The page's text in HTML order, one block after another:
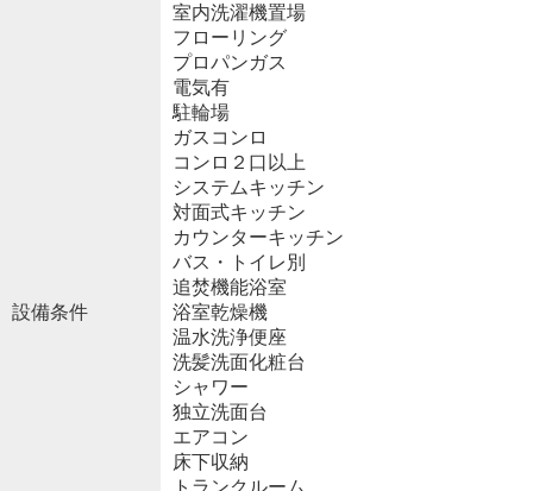
設備条件
室内洗濯機置場
フローリング
プロパンガス
電気有
駐輪場
ガスコンロ
コンロ２口以上
システムキッチン
対面式キッチン
カウンターキッチン
バス・トイレ別
追焚機能浴室
浴室乾燥機
温水洗浄便座
洗髪洗面化粧台
シャワー
独立洗面台
エアコン
床下収納
トランクルーム